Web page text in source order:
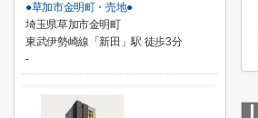
●草加市金明町・売地●
埼玉県草加市金明町
東武伊勢崎線「新田」駅 徒歩3分
-